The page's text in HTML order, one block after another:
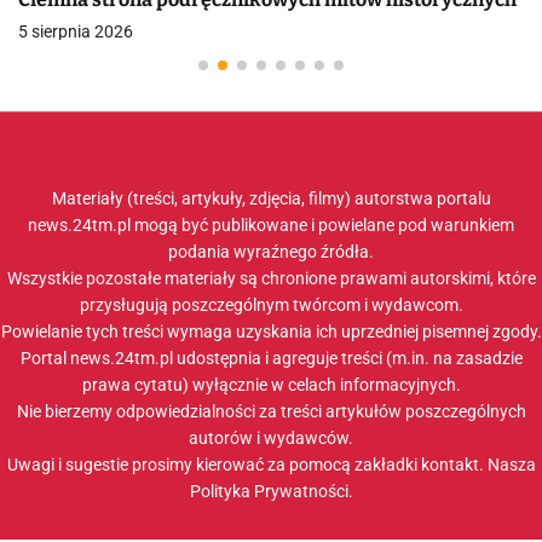
5 sierpnia 2026
Materiały (treści, artykuły, zdjęcia, filmy) autorstwa portalu
news.24tm.pl mogą być publikowane i powielane pod warunkiem
podania wyraźnego źródła.
Wszystkie pozostałe materiały są chronione prawami autorskimi, które
przysługują poszczególnym twórcom i wydawcom.
Powielanie tych treści wymaga uzyskania ich uprzedniej pisemnej zgody.
Portal news.24tm.pl udostępnia i agreguje treści (m.in. na zasadzie
prawa cytatu) wyłącznie w celach informacyjnych.
Nie bierzemy odpowiedzialności za treści artykułów poszczególnych
autorów i wydawców.
Uwagi i sugestie prosimy kierować za pomocą zakładki kontakt. Nasza
Polityka Prywatności.